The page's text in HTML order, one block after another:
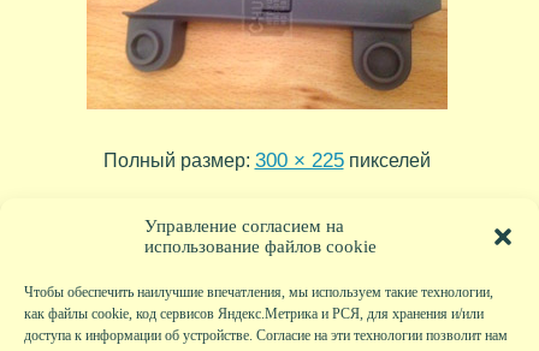
Управление согласием на
использование файлов cookie
Чтобы обеспечить наилучшие впечатления, мы используем такие технологии,
как файлы cookie, код сервисов Яндекс.Метрика и РСЯ, для хранения и/или
доступа к информации об устройстве. Согласие на эти технологии позволит нам
Полный размер: 300 × 225пикселей